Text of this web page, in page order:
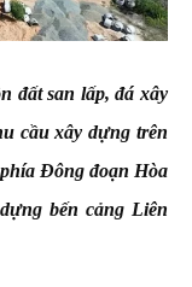
đất san lấp, đá xây
cầu xây dựng trên
Đông đoạn Hòa
bến cảng Liên